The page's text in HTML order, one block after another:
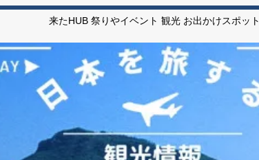
来たHUB 祭りやイベント 観光 お出かけスポット